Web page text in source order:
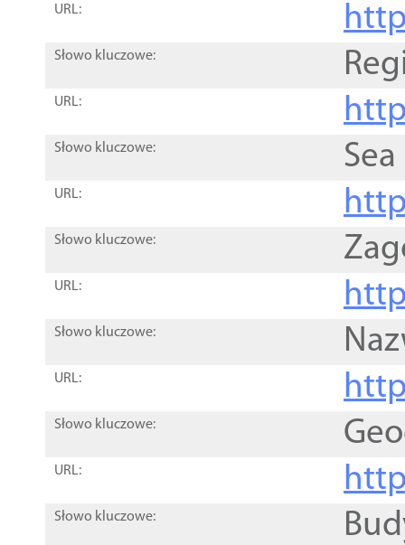
URL:
Słowo kluczowe:
URL:
Słowo kluczowe:
URL:
Słowo kluczowe:
URL:
Słowo kluczowe:
URL:
Słowo kluczowe:
URL:
Słowo kluczowe: